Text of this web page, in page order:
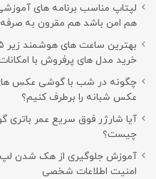
لپتاپ مناسب برنامه های
هم امن باشد هم مقرون به
خرید مدل های پرفروش با
چگونه در شب با گوشی عکس
عکس شبانه را برطرف کنیم؟
آیا شارژر فوق سریع عمر
چیست؟
امنیت اطلاعات شخصی